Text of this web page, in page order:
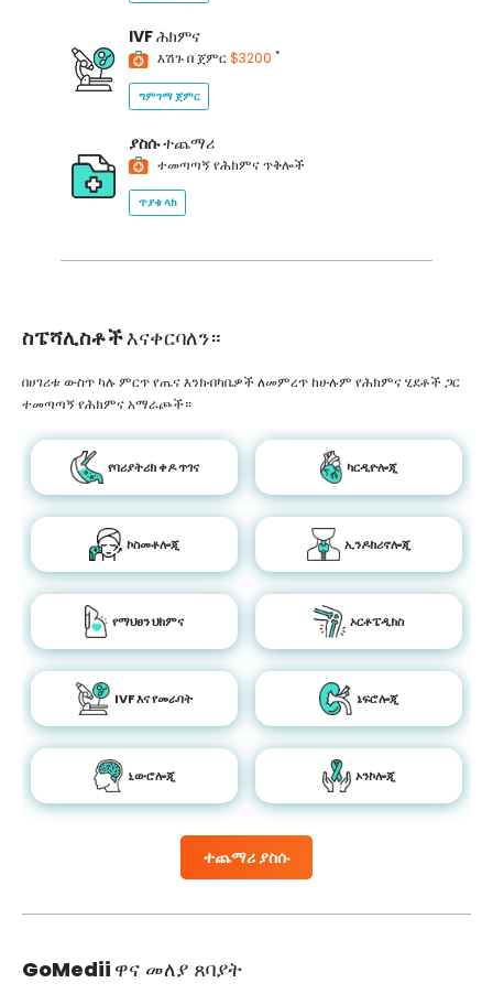
IVFሕክምና
እሽጉ በ ጀምር$3200 *
ግምገማ ጀምር
ያስሱተጨማሪ
ተመጣጣኝ የሕክምና ጥቅሎች
ጥያቄ ላክ
ስፔሻሊስቶችእናቀርባለን።
ተጨማሪ ያስሱ
በሀገሪቱ ውስጥ ካሉ ምርጥ የጤና እንክብካቤዎች ለመምረጥ ከሁሉም የሕክምና ሂደቶች ጋር
ተመጣጣኝ የሕክምና አማራጮች።
የባሪያትሪክ ቀዶ ጥገና ካርዲዮሎጂ
ኮስመቶሎጂ ኢንዶክሪኖሎጂ
የማህፀን ህክምና ኦርቶፔዲክስ
IVF እና የመራባት ኔፍሮሎጂ
ኒውሮሎጂ ኦንኮሎጂ
GoMedii ዋና መለያ ጸባያት